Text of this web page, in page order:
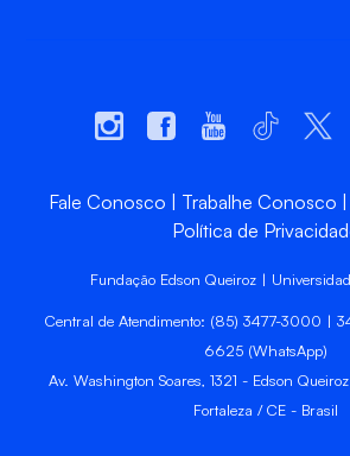
Fale Conosco Trabalhe Conosco
Política de
Fundação Edson Queiroz |
Central de Atendimento: (85) 3477-3000 |
6625 (WhatsApp)
Av. Washington Soares, 1321 - Edson
Fortaleza / CE - Brasil